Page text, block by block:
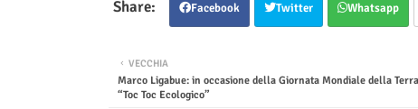
Facebook Twitter Whatsapp
VECCHIA
Marco Ligabue: in occasione della Giornata Mondiale della
“Toc Toc Ecologico”